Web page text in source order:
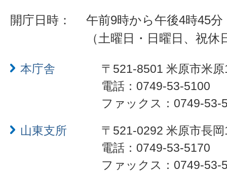
開庁日時：
午前9時から午後4時45分
（土曜日・日曜日、祝
本庁舎
〒521-8501 米原市米
電話：0749-53-5100
ファックス：0749-53-
山東支所
〒521-0292 米原市長
電話：0749-53-5170
ファックス：0749-53-